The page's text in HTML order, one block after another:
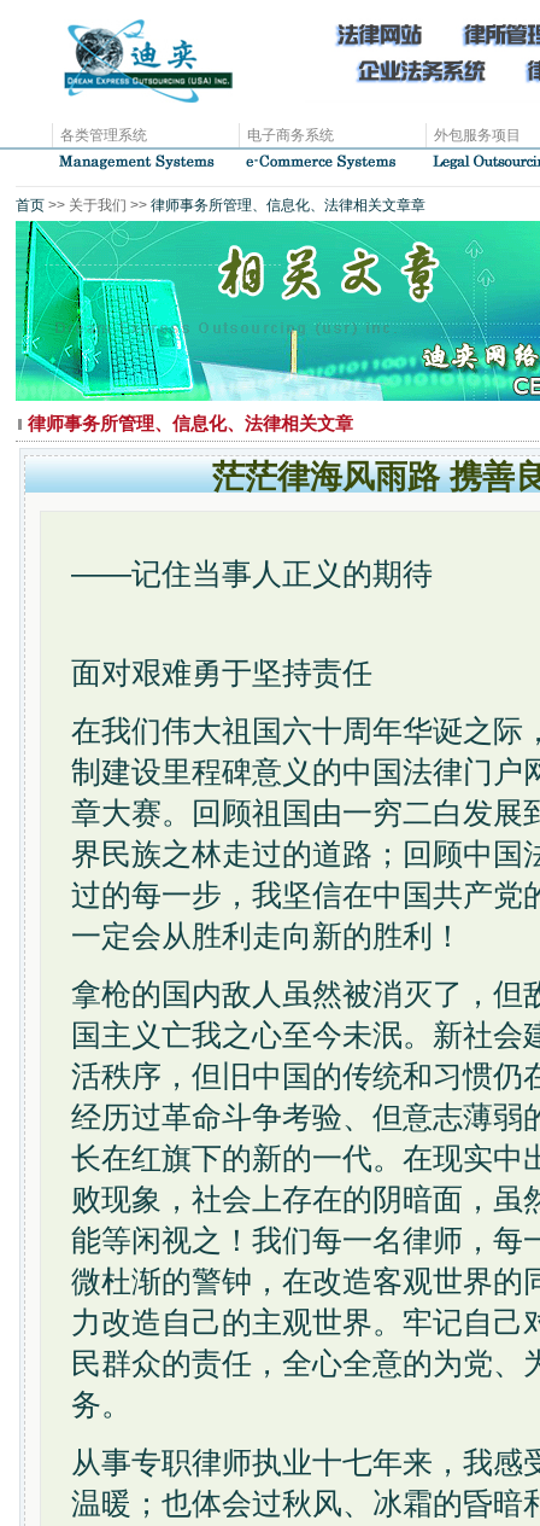
各类管理系统 电子商务系统 外包服务项目
首页 >> 关于我们 >> 律师事务所管理、信息化、法律相关文章章
律师事务所管理、信息化、法律相关文章
茫茫律海风雨路 携善
——记住当事人正义的期待
面对艰难勇于坚持责任
在我们伟大祖国六十周年华诞之际
制建设里程碑意义的中国法律门户
章大赛。回顾祖国由一穷二白发展
界民族之林走过的道路；回顾中国
过的每一步，我坚信在中国共产党
一定会从胜利走向新的胜利！
拿枪的国内敌人虽然被消灭了，但
国主义亡我之心至今未泯。新社会
活秩序，但旧中国的传统和习惯仍
经历过革命斗争考验、但意志薄弱
长在红旗下的新的一代。在现实中
败现象，社会上存在的阴暗面，虽
能等闲视之！我们每一名律师，每
微杜渐的警钟，在改造客观世界的
力改造自己的主观世界。牢记自己
民群众的责任，全心全意的为党、
务。
从事专职律师执业十七年来，我感
温暖；也体会过秋风、冰霜的昏暗